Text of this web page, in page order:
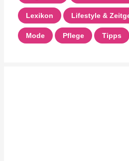
Lexikon Lifestyle &
Mode Pflege Tipps